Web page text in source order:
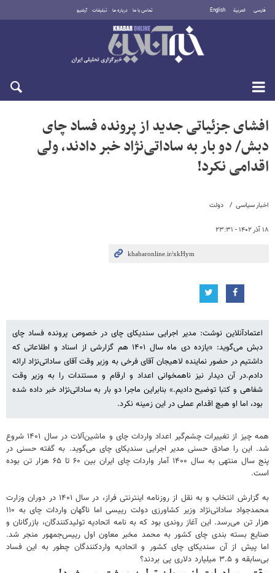
فارسی العربية English تماس با ما درباره ما تبلیغات آرشیو
دوشنبه ۱۹ مرداد ۱۴۰۵
اخبار سیاسی دولت
۱۸ آذر ۱۴۰۲ - ۲۳:۳۱
افشای جزئیاتی جدید از پرونده فساد چای
دبش/ دو بار به ساداتی‌نژاد خبر دادند، ولی
اقدامی نکرد!
اعتمادآنلاین نوشت: مدیر اجرایی سندیکای چای در خصوص پرونده فساد چای
دبش می‌گوید: «یازده دی ماه سال ۱۴۰۱ هم گزارشی از اسناد و اطلاعاتی که
داشتیم در حضور نماینده لاهیجان آقای فرخی به وزیر وقت آقای ساداتی‌نژاد ارائه
دادم.در آن دیدار نیز ناهمخوانی اعداد و ارقام و مستندات را به وزیر وقت
شفاهی و کتبا توضیح دادیم.» بنابراین ماجرا دو بار به ساداتی‌نژاد خبر داده شده
بود، اما او هیچ اقدام عملی در این زمینه نکرد.
همه چیز از تغییرات چشم‌گیر اعداد واردات چای و ماشین‌آلات در سال ۱۴۰۱ شروع
شد. این را صادق حسنی مدیر اجرایی سندیکای چای می‌گوید. به گفته حسنی در
پنج سال منتهی به سال ۱۴۰۰ آمار واردات چای ایران بین ۶۰ تا ۶۵ هزار تن بوده
است.
به گزارش انتخاب و به نقل از روزنامه اینترنتی فراز، در سال ۱۴۰۱ در دوران وزارت
محمدجواد ساداتی‌نژاد وزیر کشاورزی دولت رییسی اما ناگهان واردات چای به ۱۱۰
هزار تن می‌رسد. این آغاز روندی بود که به نامه اتحادیه تولیدکنندگان، بازرگانان و
صنایع بسته بندی چای کشور به محمد مخبر معاون اول رییس‌جمهور منجر شد.
اما پیش از آن سندیکای چای کشور و اتحادیه واردکنندگان چطور به این فساد
بی‌سابقه و ۳.۵ میلیارد دلاری پی بردند؟